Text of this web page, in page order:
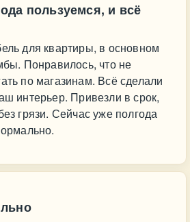
пользуемся, и всё
для квартиры, в основном
Понравилось, что не
по магазинам. Всё сделали
интерьер. Привезли в срок,
грязи. Сейчас уже полгода